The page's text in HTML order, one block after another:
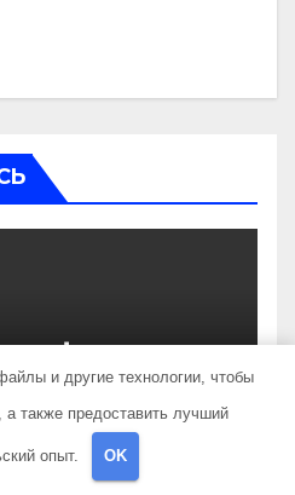
группы
музыка
и другие технологии, чтобы
а также предоставить лучший
опыт. OK